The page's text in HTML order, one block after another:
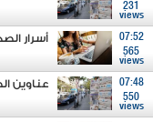
231
views
07:52
565
views
أسرار الصحف 7
07:48
550
views
عناوين الصحف